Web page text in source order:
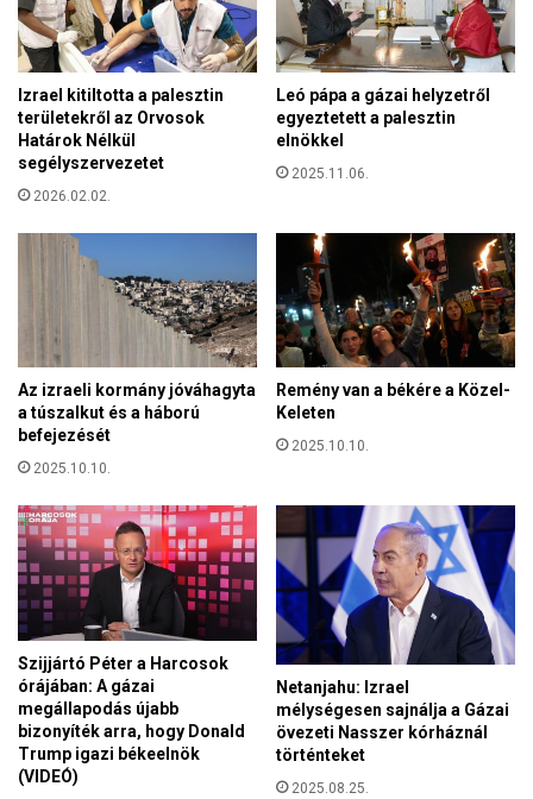
n
e
p
l
t
a
s
m
e
g
y
e
K
D
N
P
é
s
z
v
é
t
e
l
z
s
z
ü
n
t
i
m
e
g
á
l
l
a
p
o
Izrael kitiltotta a palesztin
területekről az Orvosok
Határok Nélkül
segélyszervezetet
2026.02.02.
Leó pápa a gázai helyzetről
egyeztetett a palesztin
elnökkel
2025.11.06.
Az izraeli kormány jóváhagyta
a túszalkut és a háború
befejezését
2025.10.10.
Remény van a békére a Közel-
Keleten
2025.10.10.
Szijjártó Péter a Harcosok
órájában: A gázai
megállapodás újabb
bizonyíték arra, hogy Donald
Trump igazi békeelnök
(VIDEÓ)
Netanjahu: Izrael
mélységesen sajnálja a Gázai
övezeti Nasszer kórháznál
történteket
2025.08.25.